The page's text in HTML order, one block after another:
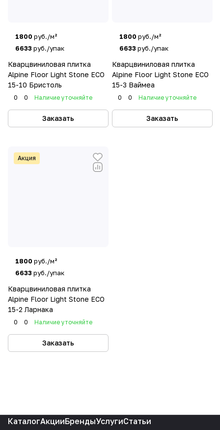
1800 руб./м²
6633 руб./упак
Кварцвиниловая плитка
Alpine Floor Light Stone ECO
15-10 Бристоль
0 0 Наличие уточняйте
Заказать
1800 руб./м²
6633 руб./упак
Кварцвиниловая плитка
Alpine Floor Light Stone ECO
15-3 Ваймеа
0 0 Наличие уточняйте
Заказать
Акция
1800 руб./м²
6633 руб./упак
Кварцвиниловая плитка
Alpine Floor Light Stone ECO
15-2 Ларнака
0 0 Наличие уточняйте
Заказать
КаталогАкцииБрендыУслугиСтатьи